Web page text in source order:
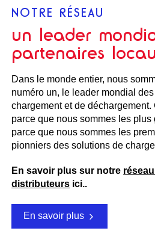
NOTRE RÉSEAU
un leader
partenaires
Dans le monde entier, nous
numéro un, le leader mondial
chargement et de
parce que nous sommes les plus
parce que nous sommes les
pionniers des solutions de
En savoir plus sur notre
distributeurs ici..
En savoir plus